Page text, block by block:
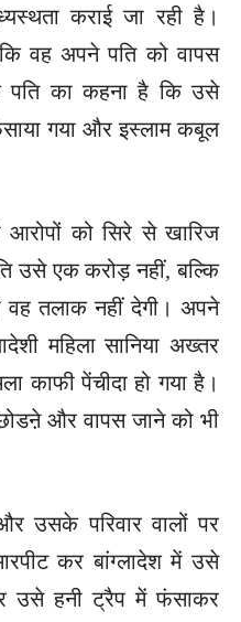
कराई जा रही है।
वह अपने पति को वापस
का कहना है कि उसे
गया और इस्लाम कबूल
को सिरे से खारिज
उसे एक करोड़ नहीं, बल्कि
वह तलाक नहीं देगी। अपने
महिला सानिया अख्तर
काफी पेंचीदा हो गया है।
और वापस जाने को भी
उसके परिवार वालों पर
कर बांग्लादेश में उसे
उसे हनी ट्रैप में फंसाकर